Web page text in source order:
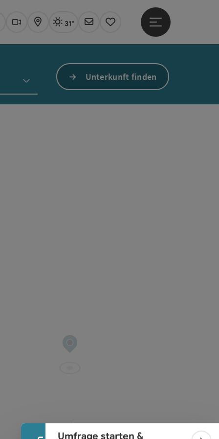
Umfrage starten &
Webcams
KarteAktuelles Wetter Linz, sonnig
31°
Newsletter
Merkzettel
Hauptmenü öffnen
Unterkunft finden